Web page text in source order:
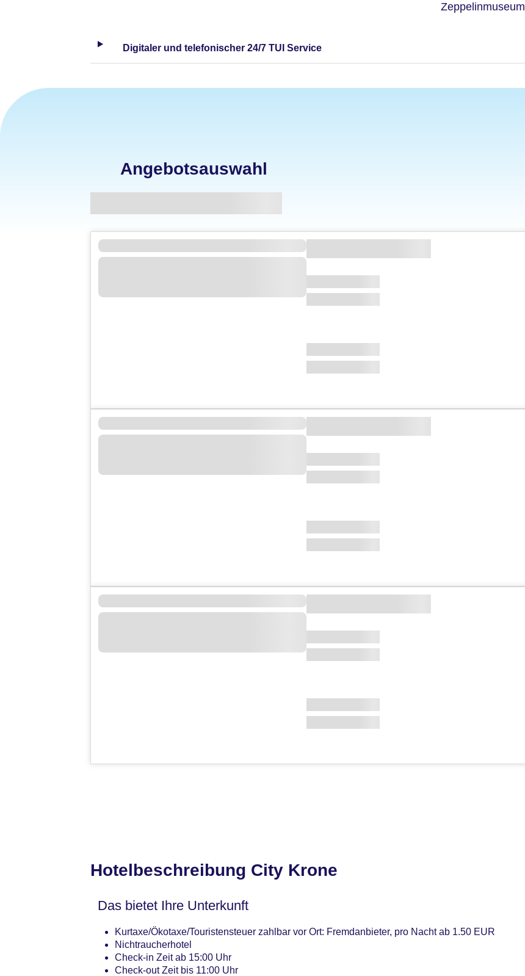
Zeppelinmuseum
Digitaler und telefonischer 24/7 TUI Service
Angebotsauswahl
Hotelbeschreibung City Krone
Das bietet Ihre Unterkunft
Kurtaxe/Ökotaxe/Touristensteuer zahlbar vor Ort: Fremdanbieter, pro Nacht ab 1.50 EUR
Nichtraucherhotel
Check-in Zeit ab 15:00 Uhr
Check-out Zeit bis 11:00 Uhr